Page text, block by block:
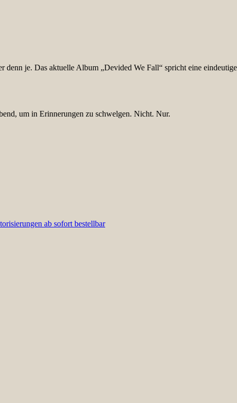
je. Das aktuelle Album „Devided We Fall“ spricht eine
um in Erinnerungen zu schwelgen. Nicht. Nur.
ab sofort bestellbar